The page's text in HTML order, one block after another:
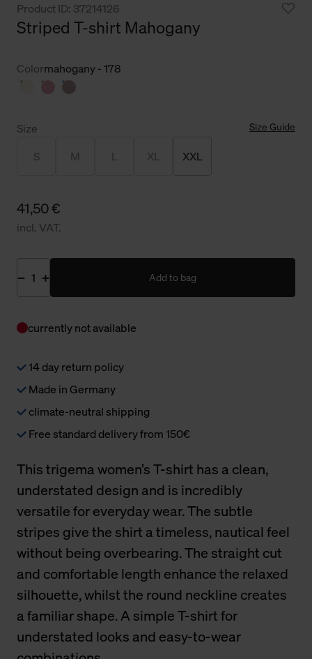
Product ID: 37214126
Striped T-shirt Mahogany
Colormahogany - 178
Size Size Guide
S M L XL XXL
41,50 €
incl. VAT.
Add to bag
currently not available
14 day return policy
Made in Germany
climate-neutral shipping
Free standard delivery from 150€
This trigema women’s T-shirt has a clean,
understated design and is incredibly
versatile for everyday wear. The subtle
stripes give the shirt a timeless, nautical feel
without being overbearing. The straight cut
and comfortable length enhance the relaxed
silhouette, whilst the round neckline creates
a familiar shape. A simple T-shirt for
understated looks and easy-to-wear